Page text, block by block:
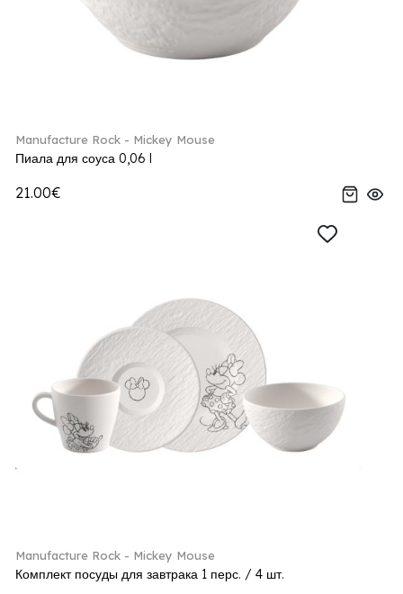
Manufacture Rock - Mickey Mouse
Пиала для соуса 0,06 l
21.00€
Manufacture Rock - Mickey Mouse
Комплект посуды для завтрака 1 перс. / 4 шт.